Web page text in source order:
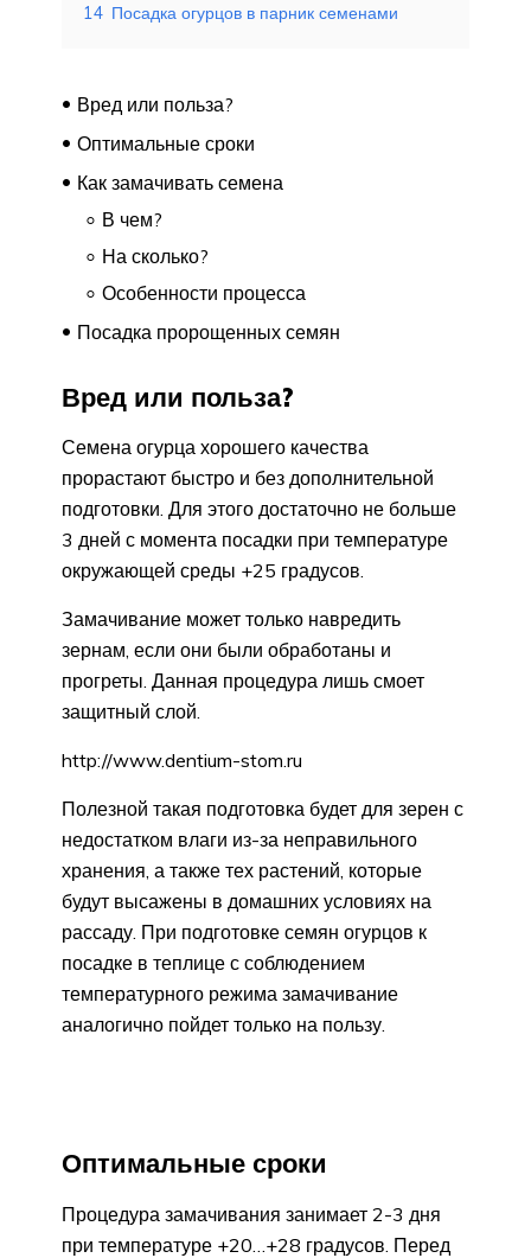
14 Посадка огурцов в парник семенами
Вред или польза?
Оптимальные сроки
Как замачивать семена
В чем?
На сколько?
Особенности процесса
Посадка пророщенных семян
Вред или польза?
Семена огурца хорошего качества
прорастают быстро и без дополнительной
подготовки. Для этого достаточно не больше
3 дней с момента посадки при температуре
окружающей среды +25 градусов.
Замачивание может только навредить
зернам, если они были обработаны и
прогреты. Данная процедура лишь смоет
защитный слой.
http://www.dentium-stom.ru
Полезной такая подготовка будет для зерен с
недостатком влаги из-за неправильного
хранения, а также тех растений, которые
будут высажены в домашних условиях на
рассаду. При подготовке семян огурцов к
посадке в теплице с соблюдением
температурного режима замачивание
аналогично пойдет только на пользу.
Оптимальные сроки
Процедура замачивания занимает 2-3 дня
при температуре +20…+28 градусов. Перед